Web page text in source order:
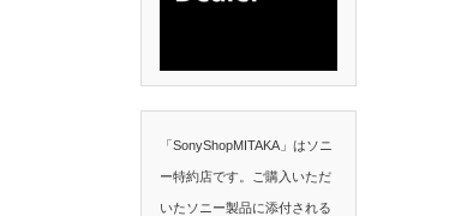
「SonyShopMITAKA」はソニ
ー特約店です。ご購入いただ
いたソニー製品に添付される